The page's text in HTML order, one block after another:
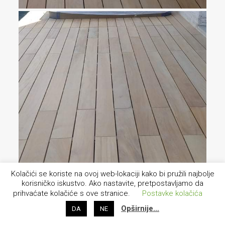
Kolačići se koriste na ovoj web-lokaciji kako bi pružili najbolje
korisničko iskustvo. Ako nastavite, pretpostavljamo da
prihvaćate kolačiće s ove stranice.
Postavke kolačića
DA NE Opširnije…